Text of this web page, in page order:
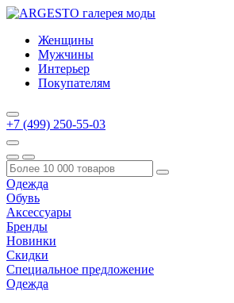
Женщины
Мужчины
Интерьер
Покупателям
+7 (499) 250-55-03
Одежда
Обувь
Аксессуары
Бренды
Новинки
Скидки
Специальное предложение
Одежда